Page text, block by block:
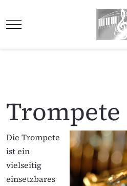
Mobile Menu Toggle
Trompete
Die Trompete
ist ein
vielseitig
einsetzbares